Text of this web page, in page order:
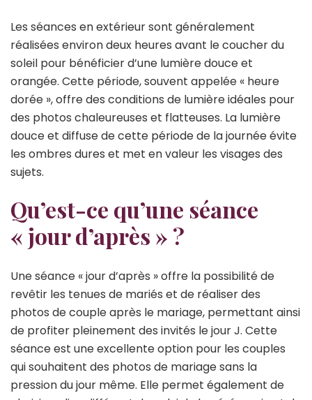
Les séances en extérieur sont généralement
réalisées environ deux heures avant le coucher du
soleil pour bénéficier d’une lumière douce et
orangée. Cette période, souvent appelée « heure
dorée », offre des conditions de lumière idéales pour
des photos chaleureuses et flatteuses. La lumière
douce et diffuse de cette période de la journée évite
les ombres dures et met en valeur les visages des
sujets.
Qu’est-ce qu’une séance
« jour d’après » ?
Une séance « jour d’après » offre la possibilité de
revêtir les tenues de mariés et de réaliser des
photos de couple après le mariage, permettant ainsi
de profiter pleinement des invités le jour J. Cette
séance est une excellente option pour les couples
qui souhaitent des photos de mariage sans la
pression du jour même. Elle permet également de